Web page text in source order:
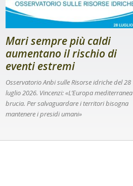
Mari sempre più caldi
aumentano il rischio di
eventi estremi
Osservatorio Anbi sulle Risorse idriche del 28
luglio 2026. Vincenzi: «L’Europa mediterranea
brucia. Per salvaguardare i territori bisogna
mantenere i presidi umani»